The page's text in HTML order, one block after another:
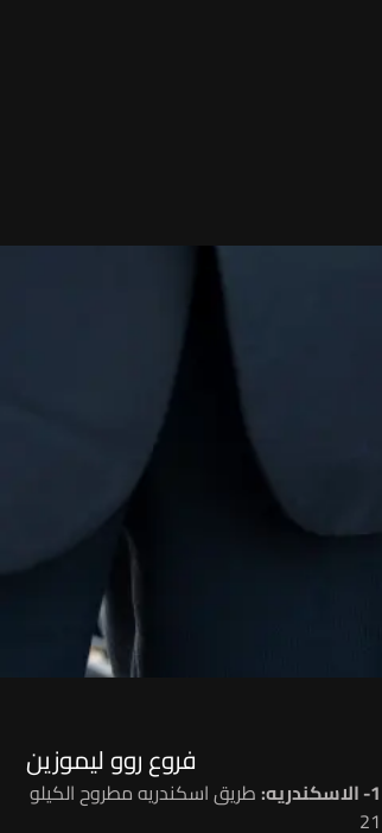
فروع روو ليموزين
1- الاسكندريه:
طريق اسكندريه مطروح الكيلو
21